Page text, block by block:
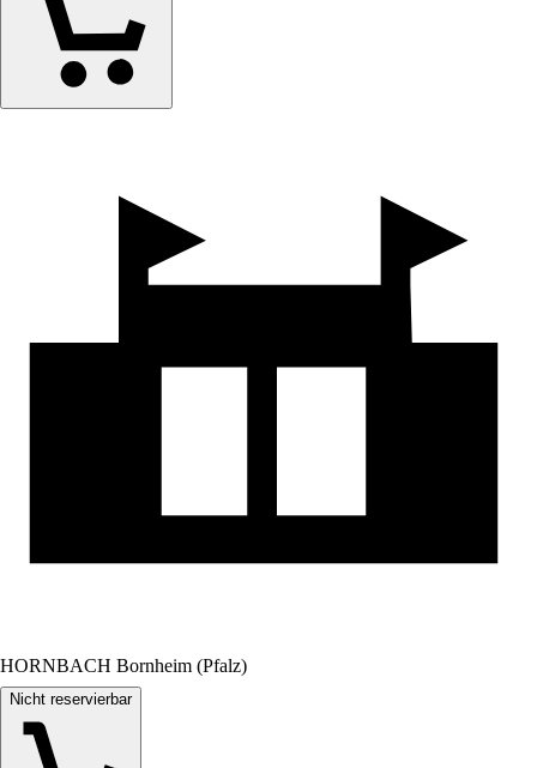
HORNBACH Bornheim (Pfalz)
Nicht reservierbar